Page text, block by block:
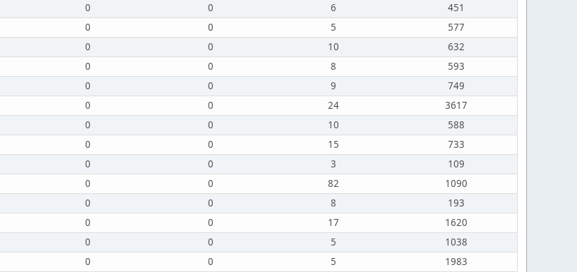
0 0 6
451
0 0 5
577
0 0 10
632
0 0 8
593
0 0 9
749
0 0 24
3617
0 0 10
588
0 0 15
733
0 0 3
109
0 0 82
1090
0 0 8
193
0 0 17
1620
0 0 5
1038
0 0 5
1983